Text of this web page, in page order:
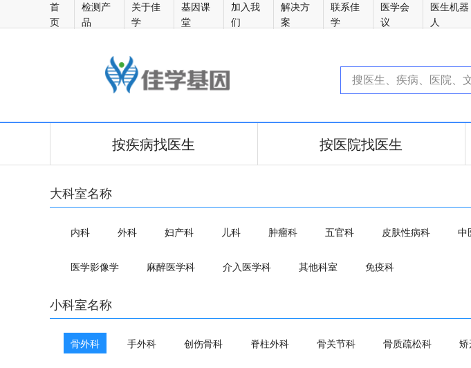
首
页
检测产
品
关于佳
学
基因课
堂
加入我
们
解决方
案
联系佳
学
医学会
议
医生机器
人
按疾病找医生 按医院找医生
大科室名称
内科 外科 妇产科 儿科 肿瘤科 五官科 皮肤性病科 中
医学影像学 麻醉医学科 介入医学科 其他科室 免疫科
小科室名称
骨外科 手外科 创伤骨科 脊柱外科 骨关节科 骨质疏松科